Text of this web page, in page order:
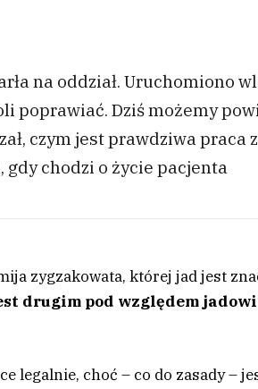
na oddział. Uruchomiono
poprawiać. Dziś możemy
czym jest prawdziwa praca
chodzi o życie pacjenta
zygzakowata, której jad jest
drugim pod względem
legalnie, choć – co do zasady –